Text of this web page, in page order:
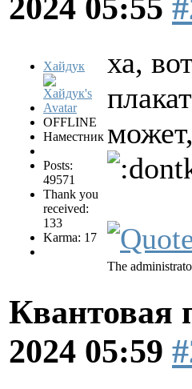
Хайдук
OFFLINE
Наместник
Posts:
49571
Thank you
received:
133
Karma: 17
ха,
The
Квантовая
2024 05:59